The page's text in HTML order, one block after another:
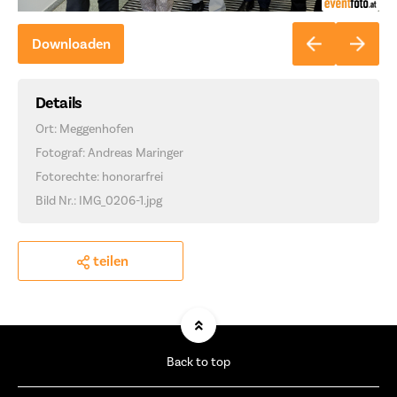
Downloaden
Details
Ort: Meggenhofen
Fotograf: Andreas Maringer
Fotorechte: honorarfrei
Bild Nr.: IMG_0206-1.jpg
teilen
Back to top